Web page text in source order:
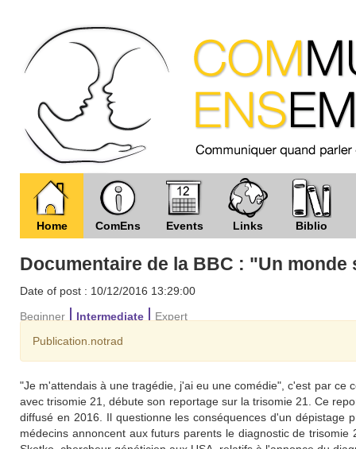
Home ComEns Events Links Biblio
Documentaire de la BBC : "Un
Date of post : 10/12/2016 13:29:00
Beginner
Intermediate
Expert
Publication.notrad
"Je m'attendais à une tragédie, j'ai eu une comédie", c'est par ce
avec trisomie 21, débute son reportage sur la trisomie 21. Ce
diffusé en 2016. Il questionne les conséquences d'un dépistage
médecins annoncent aux futurs parents le diagnostic de